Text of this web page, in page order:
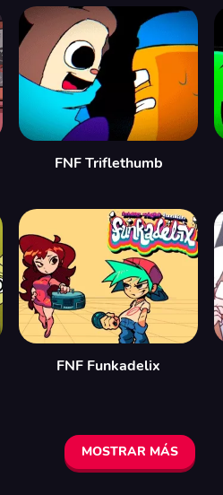
FNF Triflethumb
FNF Funkadelix
MOSTRAR MÁS